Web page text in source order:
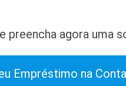
preencha agora uma
Empréstimo na